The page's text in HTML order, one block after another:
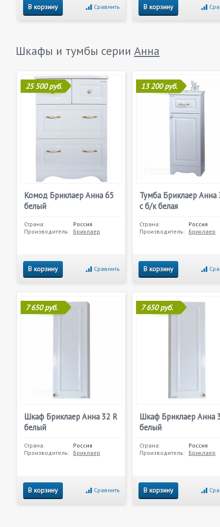
В корзину Сравнить В корзину
Шкафы и тумбы серии Анна
25 500 руб.
Комод Бриклаер Анна 65
белый
Страна:
Россия
Производитель: Бриклаер
В корзину Сравнить
13 200 руб.
Тумба Бриклаер Анна
с б/к белая
Страна:
Россия
Производитель: Бриклаер
В корзину
7 650 руб.
Шкаф Бриклаер Анна 32 R
белый
Страна:
Россия
Производитель: Бриклаер
В корзину Сравнить
7 650 руб.
Шкаф Бриклаер Анна
белый
Страна:
Россия
Производитель: Бриклаер
В корзину